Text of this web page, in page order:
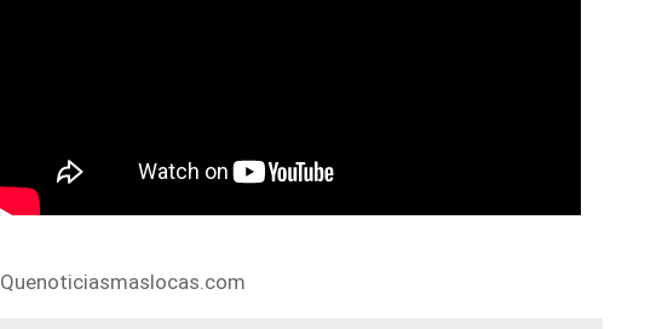
Quenoticiasmaslocas.com